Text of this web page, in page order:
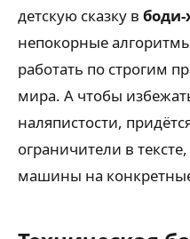
детскую сказку в боди-
непокорные
работать по строгим
мира. А чтобы
наляпистости,
ограничители в
машины на